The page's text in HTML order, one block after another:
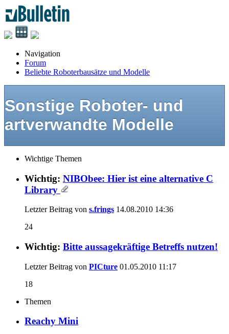
Navigation
Forum
Beliebte Roboterbausätze und Modelle
Sonstige Roboter- und
artverwandte Modelle
Wichtige Themen
Wichtig: NIBObee: Hier ist eine alternative C
Library
Letzter Beitrag von s.frings 14.08.2010 14:36
24
Wichtig: Bitte aussagekräftige Betreffs nutzen!
Letzter Beitrag von PICture 01.05.2010 11:17
18
Themen
Reachy Mini